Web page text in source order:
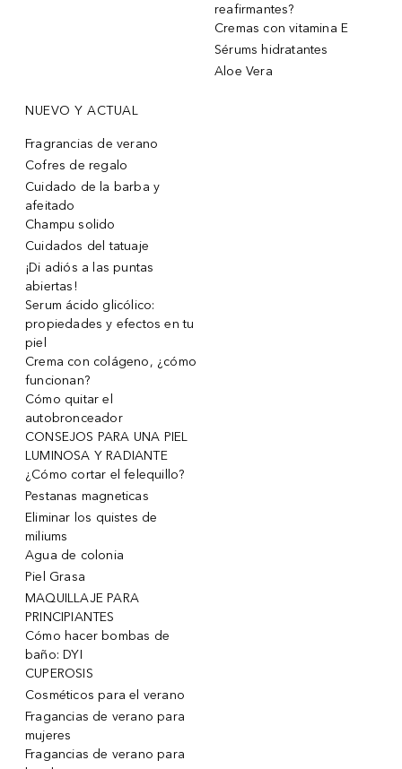
reafirmantes?
Cremas con vitamina E
Sérums hidratantes
Aloe Vera
NUEVO Y ACTUAL
Fragrancias de verano
Cofres de regalo
Cuidado de la barba y
afeitado
Champu solido
Cuidados del tatuaje
¡Di adiós a las puntas
abiertas!
Serum ácido glicólico:
propiedades y efectos en tu
piel
Crema con colágeno, ¿cómo
funcionan?
Cómo quitar el
autobronceador
CONSEJOS PARA UNA PIEL
LUMINOSA Y RADIANTE
¿Cómo cortar el felequillo?
Pestanas magneticas
Eliminar los quistes de
miliums
Agua de colonia
Piel Grasa
MAQUILLAJE PARA
PRINCIPIANTES
Cómo hacer bombas de
baño: DYI
CUPEROSIS
Cosméticos para el verano
Fragancias de verano para
mujeres
Fragancias de verano para